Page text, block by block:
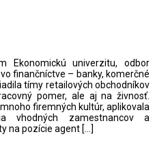
Ekonomickú univerzitu, odbor
finančníctve – banky, komerčné
tímy retailových obchodníkov
pomer, ale aj na živnosť.
firemných kultúr, aplikovala
vhodných zamestnancov a
na pozície agent […]